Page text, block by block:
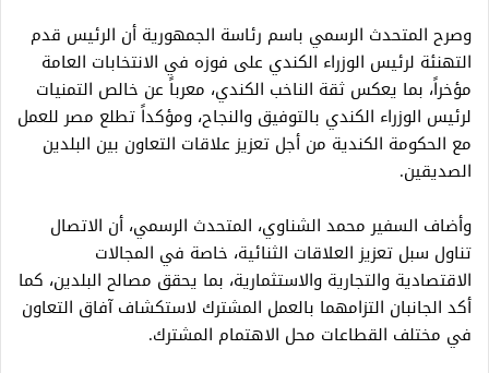
وصرح المتحدث الرسمي باسم رئاسة الجمهورية أن الرئيس قدم
التهنئة لرئيس الوزراء الكندي على فوزه في الانتخابات العامة
مؤخراً، بما يعكس ثقة الناخب الكندي، معرباً عن خالص التمنيات
لرئيس الوزراء الكندي بالتوفيق والنجاح، ومؤكداً تطلع مصر للعمل
مع الحكومة الكندية من أجل تعزيز علاقات التعاون بين البلدين
الصديقين.
وأضاف السفير محمد الشناوي، المتحدث الرسمي، أن الاتصال
تناول سبل تعزيز العلاقات الثنائية، خاصة في المجالات
الاقتصادية والتجارية والاستثمارية، بما يحقق مصالح البلدين، كما
أكد الجانبان التزامهما بالعمل المشترك لاستكشاف آفاق التعاون
في مختلف القطاعات محل الاهتمام المشترك.